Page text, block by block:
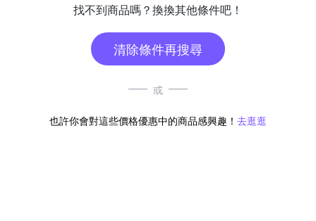
找不到商品嗎？換換其他條件吧！
清除條件再搜尋
或
也許你會對這些價格優惠中的商品感興趣！ 去逛逛